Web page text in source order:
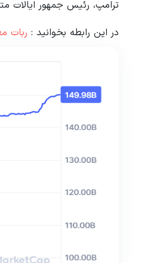
ترامپ، رئیس جمهور ایالات
در این رابطه بخوانید‌ : ربات